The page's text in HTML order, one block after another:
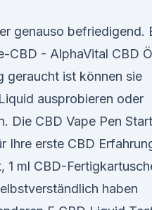
genauso befriedigend.
CBD - AlphaVital CBD
geraucht ist können sie
ausprobieren oder
Die CBD Vape Pen
Ihre erste CBD
1 ml CBD-
haben